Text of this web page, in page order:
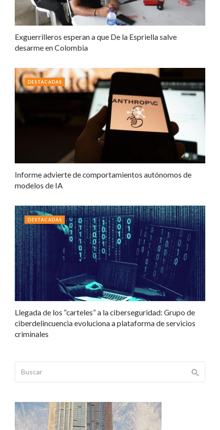
Exguerrilleros esperan a que De la Espriella salve
desarme en Colombia
Informe advierte de comportamientos autónomos de
modelos de IA
DESTACADAS
Llegada de los “carteles” a la ciberseguridad: Grupo de
ciberdelincuencia evoluciona a plataforma de servicios
criminales
DESTACADAS